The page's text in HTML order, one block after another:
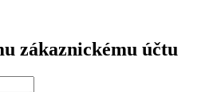
zákaznickému účtu